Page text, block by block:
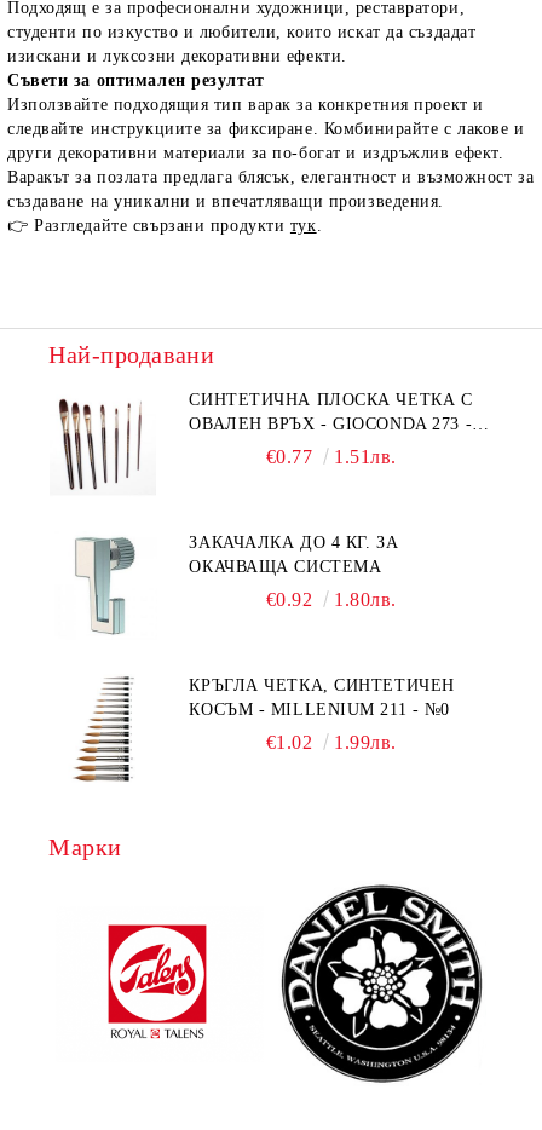
Подходящ е за професионални художници, реставратори,
студенти по изкуство и любители, които искат да създадат
изискани и луксозни декоративни ефекти.
Съвети за оптимален резултат
Използвайте подходящия тип варак за конкретния проект и
следвайте инструкциите за фиксиране. Комбинирайте с лакове и
други декоративни материали за по-богат и издръжлив ефект.
Варакът за позлата предлага блясък, елегантност и възможност за
създаване на уникални и впечатляващи произведения.
👉 Разгледайте свързани продукти тук
Най-продавани
СИНТЕТИЧНА ПЛОСКА ЧЕТКА С
ОВАЛЕН ВРЪХ - GIOCONDA 273 -
€0.77 1.51лв.
ЗАКАЧАЛКА ДО 4 КГ. ЗА
ОКАЧВАЩА СИСТЕМА
€0.92 1.80лв.
КРЪГЛА ЧЕТКА, СИНТЕТИЧЕН
КОСЪМ - MILLENIUM 211 - №0
€1.02 1.99лв.
Марки